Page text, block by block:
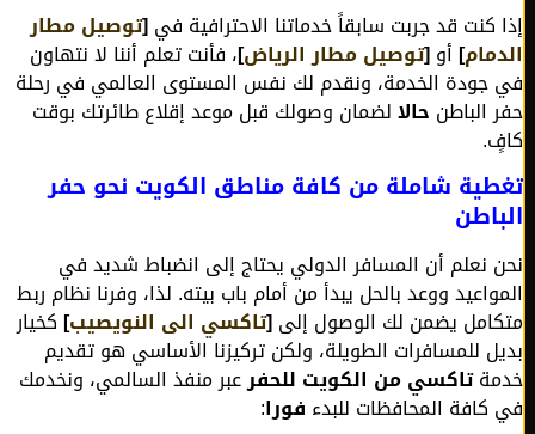
كنت قد جربت سابقاً خدماتنا الاحترافية في [توصيل مطار
]أو[توصيل مطار الرياض]، فأنت تعلم أننا لا نتهاون
الخدمة، ونقدم لك نفس المستوى العالمي في رحلة
الباطنحالا لضمان وصولك قبل موعد إقلاع طائرتك بوقت
شاملة من كافة مناطق الكويت نحو حفر
نعلم أن المسافر الدولي يحتاج إلى انضباط شديد في
ووعد بالحل يبدأ من أمام باب بيته. لذا، وفرنا نظام ربط
يضمن لك الوصول إلى [تاكسي الى النويصيب]كخيار
للمسافرات الطويلة، ولكن تركيزنا الأساسي هو تقديم
تاكسي من الكويت للحفرعبر منفذ السالمي، ونخدمك
المحافظات للبدءفورا: